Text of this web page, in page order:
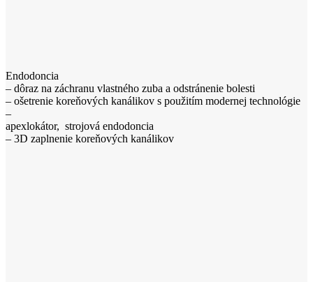
Endodoncia
– dôraz na záchranu vlastného zuba a odstránenie bolesti
– ošetrenie koreňových kanálikov s použitím modernej technológie
–
apexlokátor, strojová endodoncia
– 3D zaplnenie koreňových kanálikov